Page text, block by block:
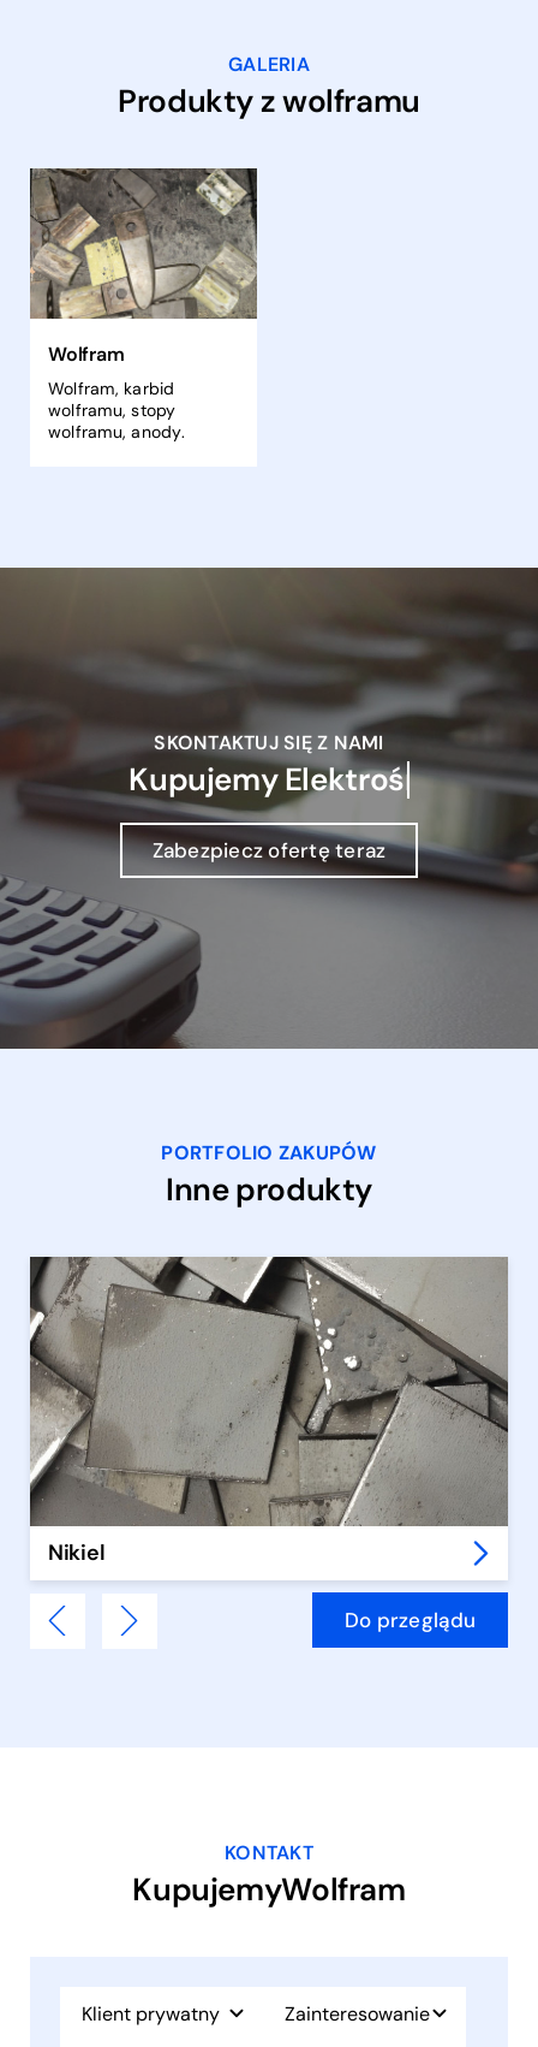
GALERIA
Produkty z wolframu
Wolfram
Wolfram, karbid
wolframu, stopy
wolframu, anody.
SKONTAKTUJ SIĘ Z NAMI
Kupujemy
Zabezpiecz ofertę teraz
PORTFOLIO ZAKUPÓW
Inne produkty
Nikiel
Do przeglądu
KONTAKT
KupujemyWolfram